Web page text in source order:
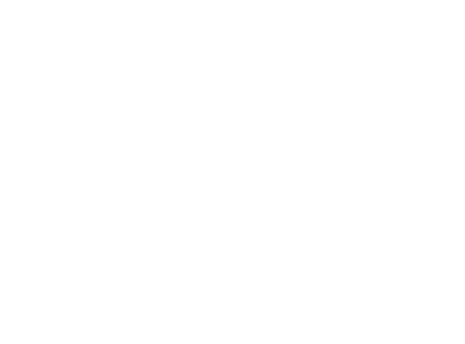
처로 문의하시기 바랍니다. • 요청하시면 모든 식단 요구사항(예: